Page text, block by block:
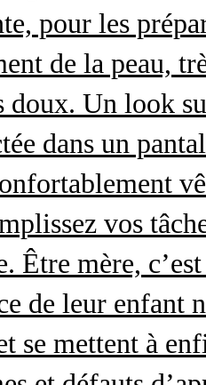
pour les
de la peau,
doux. Un look
dans un
vos
Être mère,
de leur enfant
se mettent à